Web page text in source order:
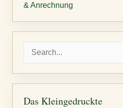
& Anrechnung
h
Das Kleingedruckte